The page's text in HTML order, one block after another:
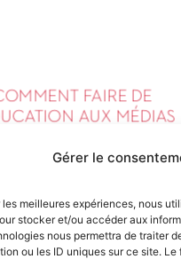
Gérer le
les meilleures expériences, nous
stocker et/ou accéder aux
nous permettra de traiter
ou les ID uniques sur ce site.